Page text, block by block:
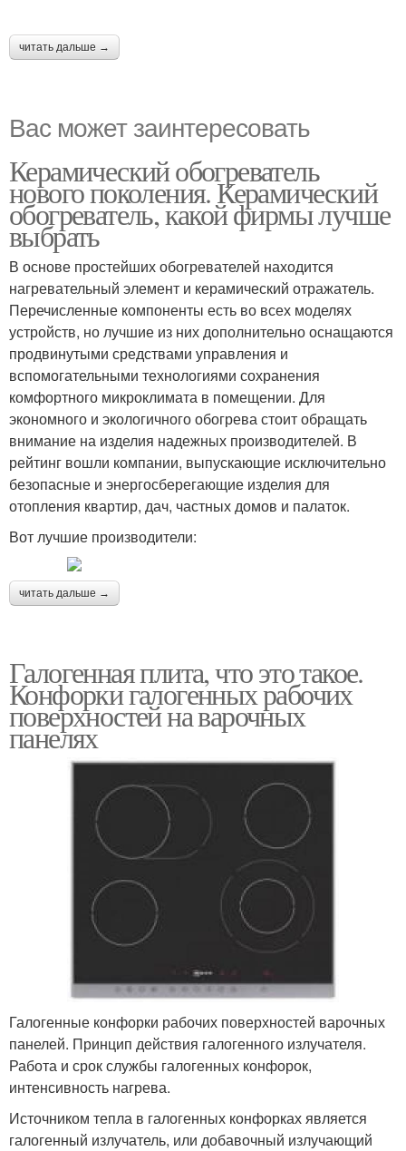
читать дальше →
Вас может заинтересовать
Керамический обогреватель
нового поколения. Керамический
обогреватель, какой фирмы лучше
выбрать
В основе простейших обогревателей находится
нагревательный элемент и керамический отражатель.
Перечисленные компоненты есть во всех моделях
устройств, но лучшие из них дополнительно оснащаются
продвинутыми средствами управления и
вспомогательными технологиями сохранения
комфортного микроклимата в помещении. Для
экономного и экологичного обогрева стоит обращать
внимание на изделия надежных производителей. В
рейтинг вошли компании, выпускающие исключительно
безопасные и энергосберегающие изделия для
отопления квартир, дач, частных домов и палаток.
Вот лучшие производители:
читать дальше →
Галогенная плита, что это такое.
Конфорки галогенных рабочих
поверхностей на варочных
панелях
Галогенные конфорки рабочих поверхностей варочных
панелей. Принцип действия галогенного излучателя.
Работа и срок службы галогенных конфорок,
интенсивность нагрева.
Источником тепла в галогенных конфорках является
галогенный излучатель, или добавочный излучающий